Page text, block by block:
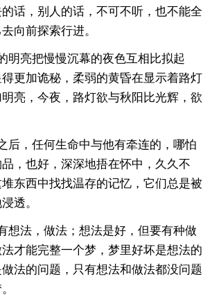
话，别人的话，不可不听，也不能全
向前探索行进。
明亮把慢慢沉幕的夜色互相比拟起
更加诡秘，柔弱的黄昏在显示着路灯
亮，今夜，路灯欲与秋阳比光辉，欲
后，任何生命中与他有牵连的，哪怕
，也好，深深地捂在怀中，久久不
东西中找找温存的记忆，它们总是被
透。
想法，做法；想法是好，但要有种做
才能完整一个梦，梦里好坏是想法的
法的问题，只有想法和做法都没问题